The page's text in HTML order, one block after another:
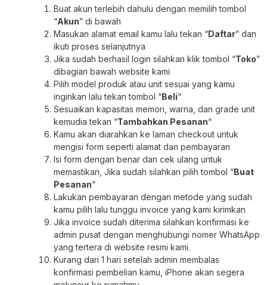
Buat akun terlebih dahulu dengan memilih tombol
“Akun” di bawah
Masukan alamat email kamu lalu tekan “Daftar” dan
ikuti proses selanjutnya
Jika sudah berhasil login silahkan klik tombol “Toko”
dibagian bawah website kami
Pilih model produk atau unit sesuai yang kamu
inginkan lalu tekan tombol “Beli“
Sesuaikan kapasitas memori, warna, dan grade unit
kemudia tekan “Tambahkan Pesanan“
Kamu akan diarahkan ke laman checkout untuk
mengisi form seperti alamat dan pembayaran
Isi form dengan benar dan cek ulang untuk
memastikan, Jika sudah silahkan pilih tombol “Buat
Pesanan“
Lakukan pembayaran dengan metode yang sudah
kamu pilih lalu tunggu invoice yang kami kirimkan
Jika invoice sudah diterima silahkan konfirmasi ke
admin pusat dengan menghubungi nomer WhatsApp
yang tertera di website resmi kami.
Kurang dari 1 hari setelah admin membalas
konfirmasi pembelian kamu, iPhone akan segera